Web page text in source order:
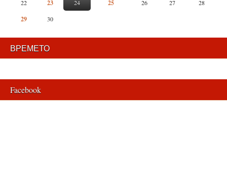
22 23 24 25 26 27 28
29 30
ВРЕМЕТО
Facebook